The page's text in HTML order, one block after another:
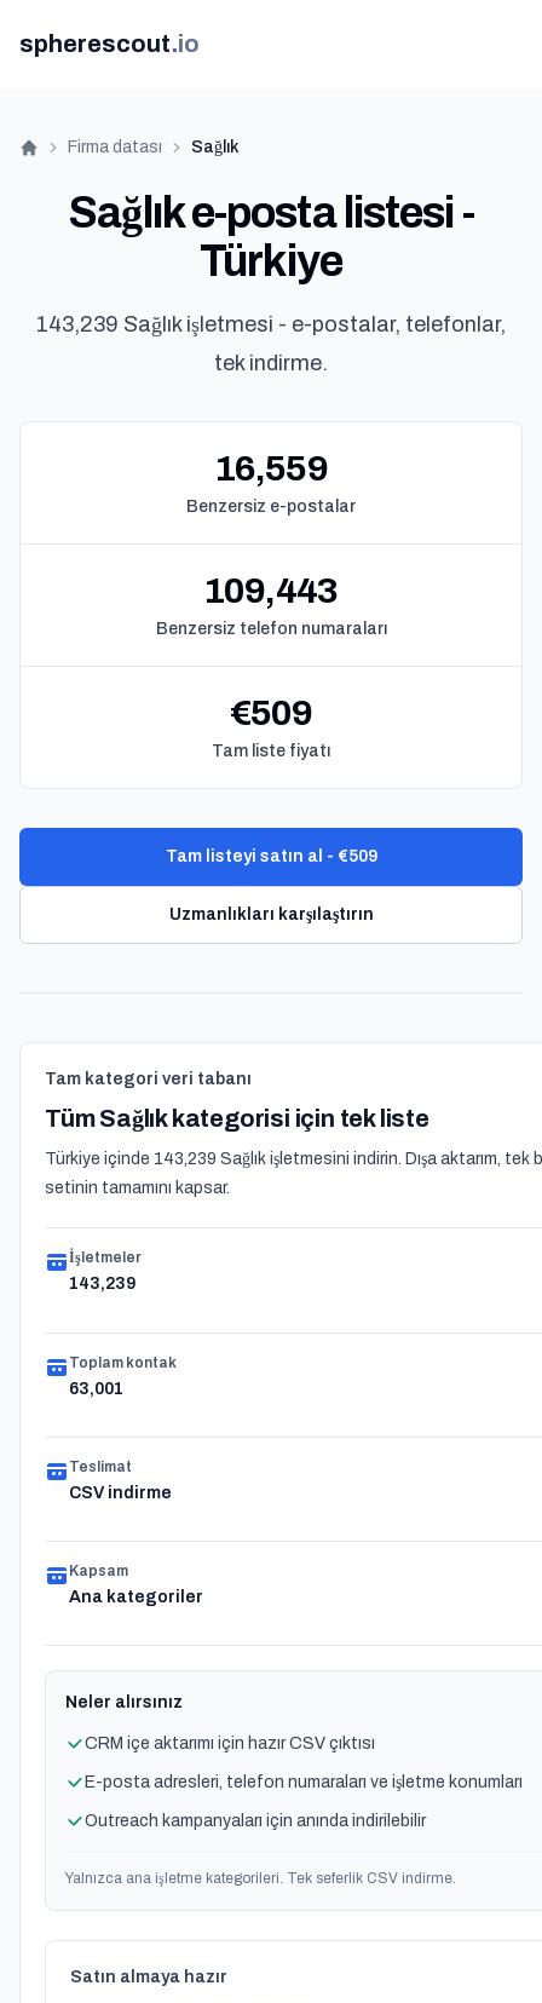
spherescout.io
Ana Sayfa
Firma datası Sağlık
Sağlık e-posta listesi -
Türkiye
143,239 Sağlık işletmesi - e-postalar, telefonlar,
tek indirme.
16,559
Benzersiz e-postalar
109,443
Benzersiz telefon numaraları
€509
Tam liste fiyatı
Tam listeyi satın al - €509
Uzmanlıkları karşılaştırın
Tam kategori veri tabanı
Tüm Sağlık kategorisi için tek liste
Türkiye içinde 143,239 Sağlık işletmesini indirin. Dışa aktarım,
setinin tamamını kapsar.
İşletmeler
143,239
Toplam kontak
63,001
Teslimat
CSV indirme
Kapsam
Ana kategoriler
Neler alırsınız
CRM içe aktarımı için hazır CSV çıktısı
E-posta adresleri, telefon numaraları ve işletme konumları
Outreach kampanyaları için anında indirilebilir
Yalnızca ana işletme kategorileri. Tek seferlik CSV indirme.
Satın almaya hazır